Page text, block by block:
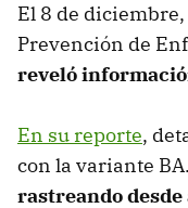
El 8 de
Prevención de
reveló
En su reporte,
con la variante
rastreando desde